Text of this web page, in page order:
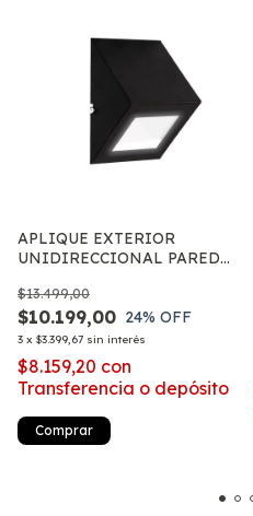
APLIQUE EXTERIOR
UNIDIRECCIONAL PARED
$10.199,00
$13.499,00
24% OFF
3 x $3.399,67 sin interés
$8.159,20 con
Transferencia o depósito
Comprar